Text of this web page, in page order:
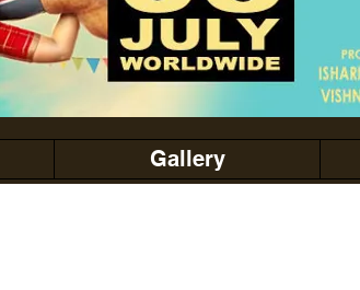
Gallery